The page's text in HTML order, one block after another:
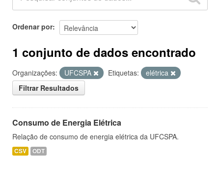
Sobre
Ordenar por
1 conjunto de dados encontrado
Organizações: UFCSPA Etiquetas:
elétrica
Filtrar Resultados
Consumo de Energia Elétrica
Relação de consumo de energia elétrica da UFCSPA.
CSV ODT